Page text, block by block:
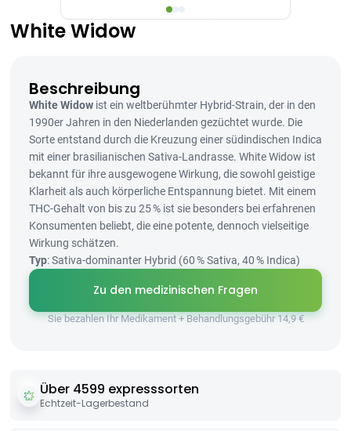
White Widow
Beschreibung
White Widow ist ein weltberühmter Hybrid-Strain, der in den
1990er Jahren in den Niederlanden gezüchtet wurde. Die
Sorte entstand durch die Kreuzung einer südindischen Indica
mit einer brasilianischen Sativa-Landrasse. White Widow ist
bekannt für ihre ausgewogene Wirkung, die sowohl geistige
Klarheit als auch körperliche Entspannung bietet. Mit einem
THC-Gehalt von bis zu 25 % ist sie besonders bei erfahrenen
Konsumenten beliebt, die eine potente, dennoch vielseitige
Wirkung schätzen.
Typ: Sativa-dominanter Hybrid (60 % Sativa, 40 % Indica)
Zu den medizinischen Fragen
Sie bezahlen Ihr Medikament + Behandlungsgebühr 14,9 €
Über 4599 expresssorten
Echtzeit-Lagerbestand